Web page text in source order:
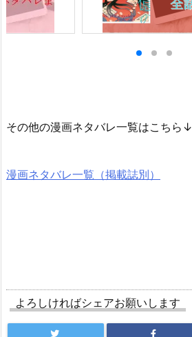
その他の漫画ネタバレ一覧はこちら↓
漫画ネタバレ一覧（掲載誌別）
よろしければシェアお願いします